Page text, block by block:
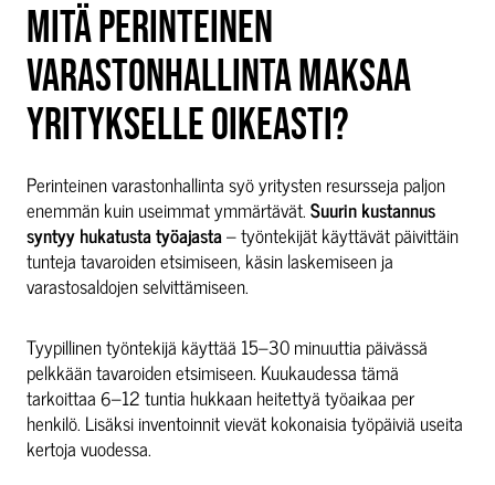
MITÄ PERINTEINEN
VARASTONHALLINTA MAKSAA
YRITYKSELLE OIKEASTI?
Perinteinen varastonhallinta syö yritysten resursseja paljon
enemmän kuin useimmat ymmärtävät.Suurin kustannus
syntyy hukatusta työajasta– työntekijät käyttävät päivittäin
tunteja tavaroiden etsimiseen, käsin laskemiseen ja
varastosaldojen selvittämiseen.
Tyypillinen työntekijä käyttää 15–30 minuuttia päivässä
pelkkään tavaroiden etsimiseen. Kuukaudessa tämä
tarkoittaa 6–12 tuntia hukkaan heitettyä työaikaa per
henkilö. Lisäksi inventoinnit vievät kokonaisia työpäiviä useita
kertoja vuodessa.